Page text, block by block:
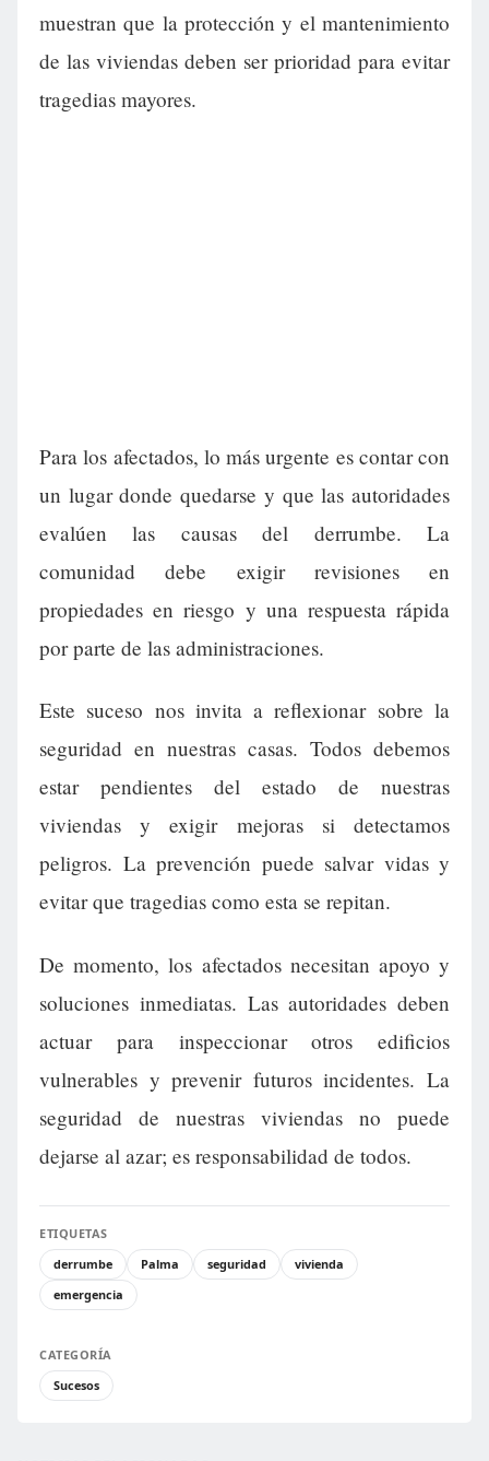
muestran que la protección y el mantenimiento
de las viviendas deben ser prioridad para evitar
tragedias mayores.
Para los afectados, lo más urgente es contar con
un lugar donde quedarse y que las autoridades
evalúen las causas del derrumbe. La
comunidad debe exigir revisiones en
propiedades en riesgo y una respuesta rápida
por parte de las administraciones.
Este suceso nos invita a reflexionar sobre la
seguridad en nuestras casas. Todos debemos
estar pendientes del estado de nuestras
viviendas y exigir mejoras si detectamos
peligros. La prevención puede salvar vidas y
evitar que tragedias como esta se repitan.
De momento, los afectados necesitan apoyo y
soluciones inmediatas. Las autoridades deben
actuar para inspeccionar otros edificios
vulnerables y prevenir futuros incidentes. La
seguridad de nuestras viviendas no puede
dejarse al azar; es responsabilidad de todos.
ETIQUETAS
derrumbe
Palma seguridad
vivienda
emergencia
CATEGORÍA
Sucesos